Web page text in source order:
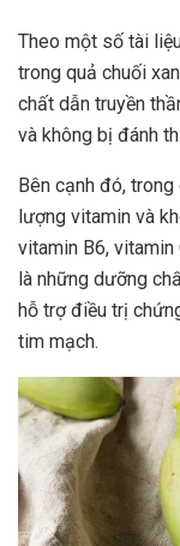
Theo một số tài
trong quả chuối
chất dẫn truyền
và không bị đánh
Bên cạnh đó,
lượng vitamin và
vitamin B6,
là những dưỡng
hỗ trợ điều trị
tim mạch.